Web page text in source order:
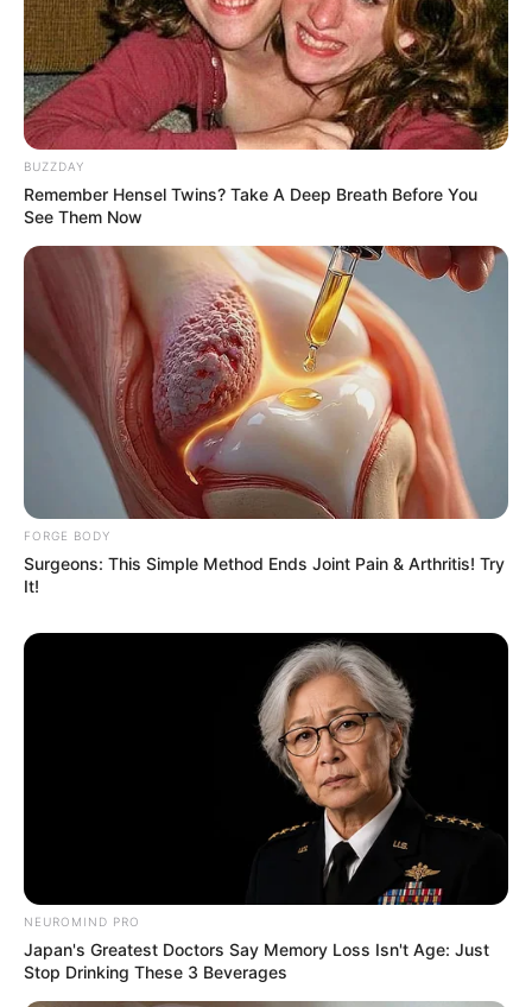
Hollywood's Inaccurate Portrayal of Reality - Take a
Look Inside!
BRAINBERRIES
Why this ordinary drink is the secret to feeling your
BUZZDAY
Remember Hensel Twins? Take A Deep Breath Before You
See Them Now
FORGE BODY
Surgeons: This Simple Method Ends Joint Pain & Arthritis! Try
It!
NEUROMIND PRO
Japan's Greatest Doctors Say Memory Loss Isn't Age: Just
Stop Drinking These 3 Beverages